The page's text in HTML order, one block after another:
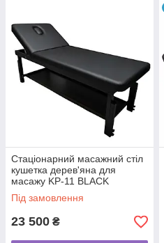
Стаціонарний масажний стіл
кушетка дерев'яна для
масажу KP-11 BLACK
Під замовлення
23 500 ₴